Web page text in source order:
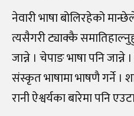
नेवारी भाषा बोलिरहेको
त्यसैगरी ट्याक्कै
जान्ने । चेपाङ भाषा पनि जान्ने
संस्कृत भाषामा भाषणै गर्ने ।
रानी ऐश्वर्यका बारेमा पनि